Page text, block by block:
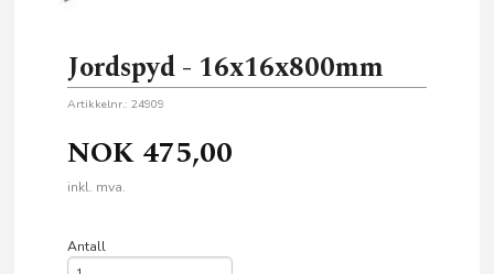
Jordspyd - 16x16x800mm
Artikkelnr.: 24909
NOK 475,00
inkl. mva.
Antall